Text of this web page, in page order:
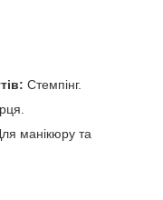
Стемпінг.
манікюру та